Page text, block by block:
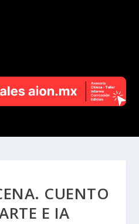
CUENTO
E IA